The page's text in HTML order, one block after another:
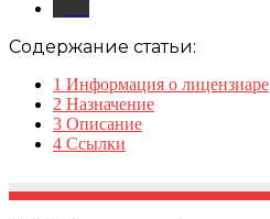
Содержание статьи:
1 Информация о лицензиаре
2 Назначение
3 Описание
4 Ссылки